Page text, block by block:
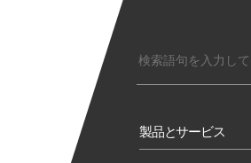
製品とサービス